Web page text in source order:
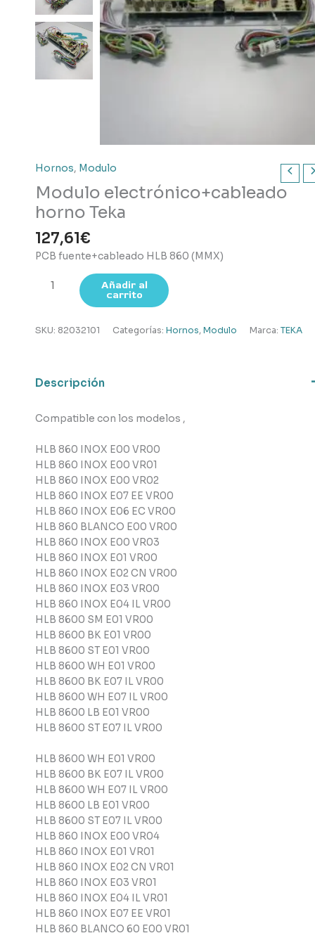
Hornos, Modulo
Modulo electrónico+cableado
horno Teka
127,61€
PCB fuente+cableado HLB 860 (MMX)
Modulo
electrónico+cableado
Teka
Añadir al
carrito
SKU: 82032101 Categorías: Hornos, Modulo Marca: TEKA
Descripción
Compatible con los modelos ,
HLB 860 INOX E00 VR00
HLB 860 INOX E00 VR01
HLB 860 INOX E00 VR02
HLB 860 INOX E07 EE VR00
HLB 860 INOX E06 EC VR00
HLB 860 BLANCO E00 VR00
HLB 860 INOX E00 VR03
HLB 860 INOX E01 VR00
HLB 860 INOX E02 CN VR00
HLB 860 INOX E03 VR00
HLB 860 INOX E04 IL VR00
HLB 8600 SM E01 VR00
HLB 8600 BK E01 VR00
HLB 8600 ST E01 VR00
HLB 8600 WH E01 VR00
HLB 8600 BK E07 IL VR00
HLB 8600 WH E07 IL VR00
HLB 8600 LB E01 VR00
HLB 8600 ST E07 IL VR00
HLB 8600 WH E01 VR00
HLB 8600 BK E07 IL VR00
HLB 8600 WH E07 IL VR00
HLB 8600 LB E01 VR00
HLB 8600 ST E07 IL VR00
HLB 860 INOX E00 VR04
HLB 860 INOX E01 VR01
HLB 860 INOX E02 CN VR01
HLB 860 INOX E03 VR01
HLB 860 INOX E04 IL VR01
HLB 860 INOX E07 EE VR01
HLB 860 BLANCO 60 E00 VR01